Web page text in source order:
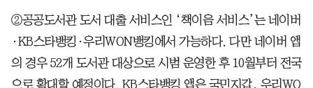
②공공도서관 도서 대출 서비스인 ‘책이음 서비스’는 네이버
·KB스타뱅킹·우리WON뱅킹에서 가능하다. 다만 네이버 앱
의 경우 52개 도서관 대상으로 시범 운영한 후 10월부터 전국
으로 확대할 예정이다. KB스타뱅킹 앱은 국민지갑, 우리WO